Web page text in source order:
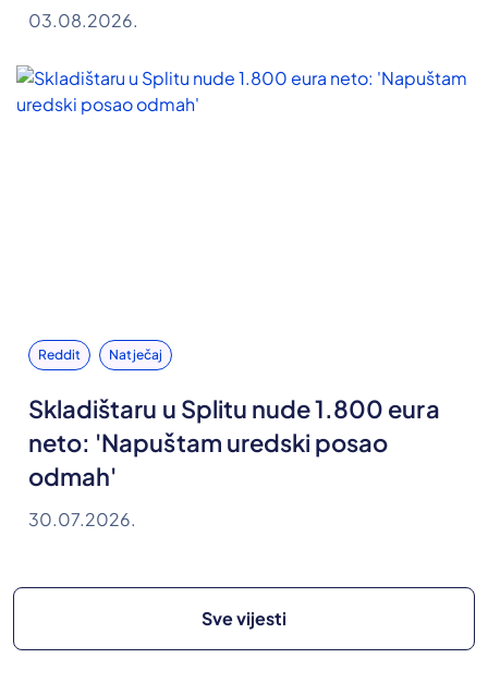
03.08.2026.
Reddit Natječaj
Skladištaru u Splitu nude 1.800 eura
neto: 'Napuštam uredski posao
odmah'
30.07.2026.
Sve vijesti